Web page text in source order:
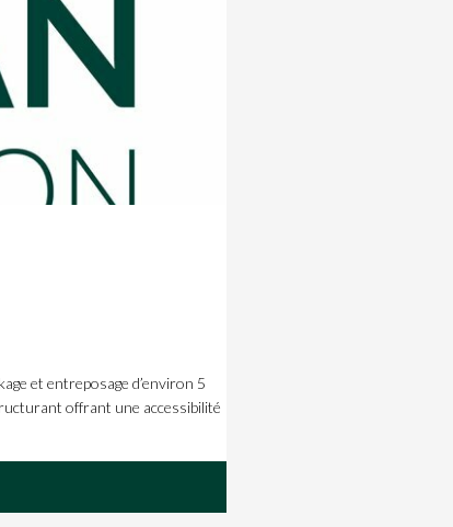
et entreposage d’environ 5
offrant une accessibilité